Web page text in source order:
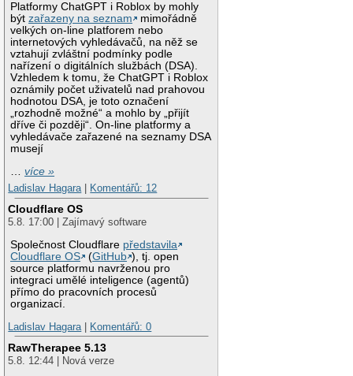
Platformy ChatGPT i Roblox by mohly
býtzařazeny na seznam
mimořádně
velkých on-line platforem nebo
internetových vyhledávačů, na něž se
vztahují zvláštní podmínky podle
nařízení o digitálních službách (DSA).
Vzhledem k tomu, že ChatGPT i Roblox
oznámily počet uživatelů nad prahovou
hodnotou DSA, je toto označení
„rozhodně možné“ a mohlo by „přijít
dříve či později“. On-line platformy a
vyhledávače zařazené na seznamy DSA
musejí
…více »
Ladislav Hagara| Komentářů: 12
Cloudflare OS
5.8. 17:00 | Zajímavý software
Společnost Cloudflare představila
Cloudflare OS
(GitHub ), tj. open
source platformu navrženou pro
integraci umělé inteligence (agentů)
přímo do pracovních procesů
organizací.
Ladislav Hagara| Komentářů: 0
RawTherapee 5.13
5.8. 12:44 | Nová verze